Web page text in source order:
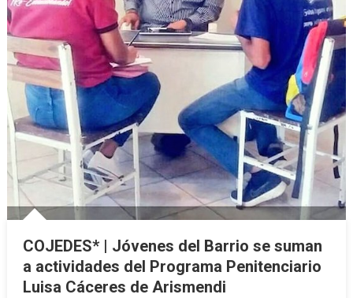
COJEDES* | Jóvenes del Barrio se suman
a actividades del Programa Penitenciario
Luisa Cáceres de Arismendi